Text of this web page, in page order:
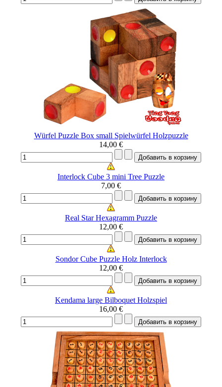
Würfel Puzzle Box small Spielwürfel Holzpuzzle
14,00 €
Interlock Cube 3 mini Tree Puzzle
7,00 €
Real Star Hexagramm Puzzle
12,00 €
Sondor Cube Puzzle Holz Interlock
12,00 €
Kendama large Bilboquet Holzspiel
16,00 €